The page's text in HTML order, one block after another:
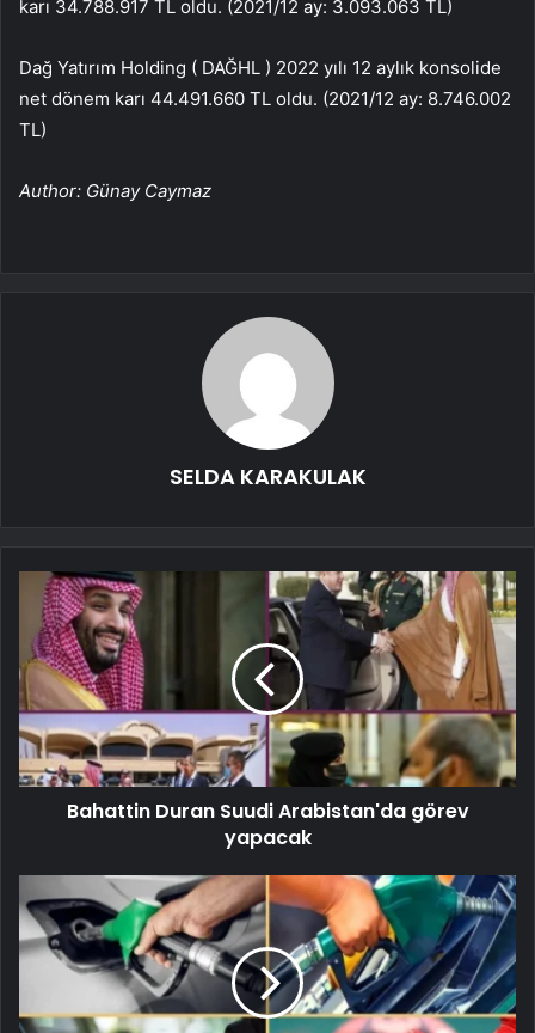
karı 34.788.917 TL oldu. (2021/12 ay: 3.093.063 TL)
Dağ Yatırım Holding ( DAĞHL ) 2022 yılı 12 aylık konsolide
net dönem karı 44.491.660 TL oldu. (2021/12 ay: 8.746.002
TL)
Author: Günay Caymaz
SELDA KARAKULAK
Bahattin Duran Suudi Arabistan'da görev
yapacak